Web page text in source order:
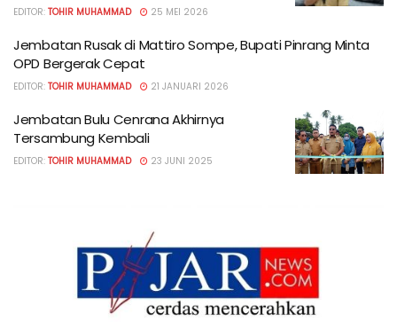
EDITOR: TOHIR MUHAMMAD 25 MEI 2026
Jembatan Rusak di Mattiro Sompe, Bupati Pinrang Minta
OPD Bergerak Cepat
EDITOR: TOHIR MUHAMMAD 21 JANUARI 2026
Jembatan Bulu Cenrana Akhirnya
Tersambung Kembali
EDITOR: TOHIR MUHAMMAD 23 JUNI 2025